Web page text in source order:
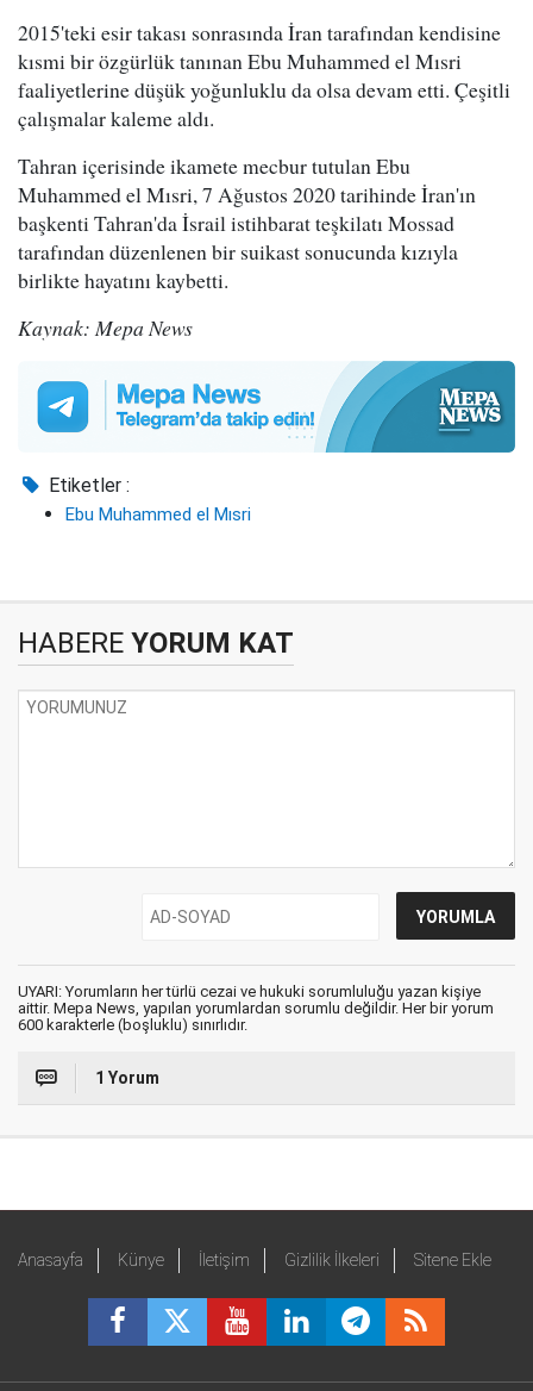
2015'teki esir takası sonrasında İran tarafından kendisine
kısmi bir özgürlük tanınan Ebu Muhammed el Mısri
faaliyetlerine düşük yoğunluklu da olsa devam etti. Çeşitli
çalışmalar kaleme aldı.
Tahran içerisinde ikamete mecbur tutulan Ebu
Muhammed el Mısri, 7 Ağustos 2020 tarihinde İran'ın
başkenti Tahran'da İsrail istihbarat teşkilatı Mossad
tarafından düzenlenen bir suikast sonucunda kızıyla
birlikte hayatını kaybetti.
Kaynak: Mepa News
Etiketler :
Ebu Muhammed el Mısri
HABERE YORUM KAT
UYARI: Yorumların her türlü cezai ve hukuki sorumluluğu yazan kişiye
aittir. Mepa News, yapılan yorumlardan sorumlu değildir. Her bir yorum
600 karakterle (boşluklu) sınırlıdır.
1 Yorum
Anasayfa Künye İletişim Gizlilik İlkeleri Sitene Ekle